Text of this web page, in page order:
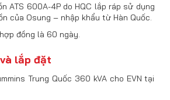
ATS 600A-4P do HQC lắp ráp sử dụng
của Osung – nhập khẩu từ Hàn Quốc.
đồng là 60 ngày.
lắp đặt